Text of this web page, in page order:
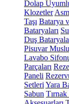
Dolap
Klozetler
Taşı Batarya
Bataryaları
Duş
Pisuvar
Lavabo
Parçaları
Paneli
Setleri Yara
Sabun Tırnak